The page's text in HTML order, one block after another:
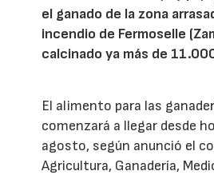
el ganado de la zona
incendio de Fermoselle
calcinado ya más de
El alimento para las
comenzará a llegar desde
agosto, según anunció el
Agricultura, Ganadería,